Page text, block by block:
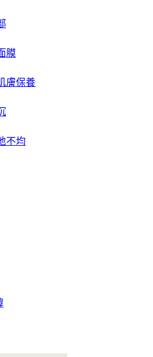
膜
膚保養
不均